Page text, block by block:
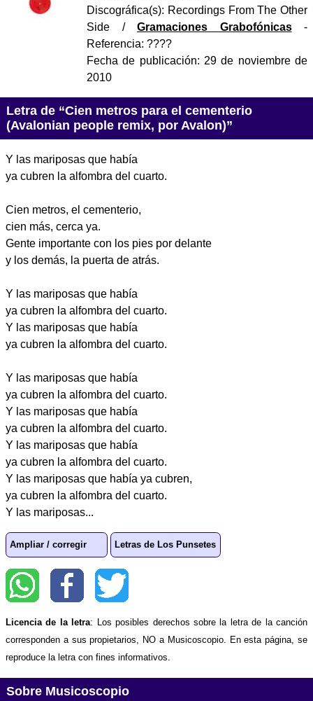
Discográfica(s): Recordings From The Other
Side / Gramaciones Grabofónicas-
Referencia: ????
Fecha de publicación: 29 de noviembre de
2010
Letra de “Cien metros para el cementerio
(Avalonian people remix, por Avalon)”
Y las mariposas que había
ya cubren la alfombra del cuarto.
Cien metros, el cementerio,
cien más, cerca ya.
Gente importante con los pies por delante
y los demás, la puerta de atrás.
Y las mariposas que había
ya cubren la alfombra del cuarto.
Y las mariposas que había
ya cubren la alfombra del cuarto.
Y las mariposas que había
ya cubren la alfombra del cuarto.
Y las mariposas que había
ya cubren la alfombra del cuarto.
Y las mariposas que había
ya cubren la alfombra del cuarto.
Y las mariposas que había ya cubren,
ya cubren la alfombra del cuarto.
Y las mariposas...
Ampliar / corregir Letras de Los Punsetes
Licencia de la letra: Los posibles derechos sobre la letra de la canción
corresponden a sus propietarios, NO a Musicoscopio. En esta página, se
reproduce la letra con fines informativos.
Sobre Musicoscopio